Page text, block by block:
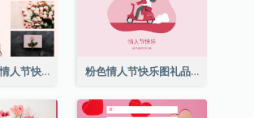
粉色花卉照片情人节快乐礼品卡 粉色情人节快乐图礼品卡